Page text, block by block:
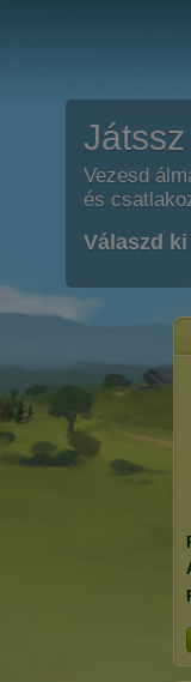
Vezesd
és
Válaszd